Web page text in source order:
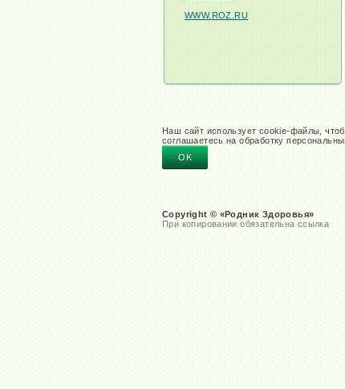
WWW.ROZ.RU
Наш сайт использует cookie-файлы,
соглашаетесь на обработку
OK
Copyright © «Родник Здоровья»
При копировании обязательна ссылка